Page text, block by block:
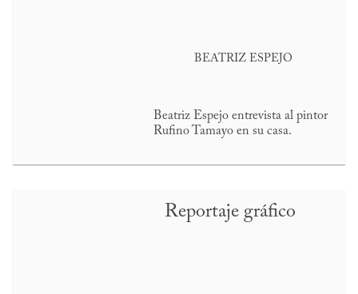
BEATRIZ ESPEJO
Beatriz Espejo entrevista al pintor
Rufino Tamayo en su casa.
Reportaje gráfico